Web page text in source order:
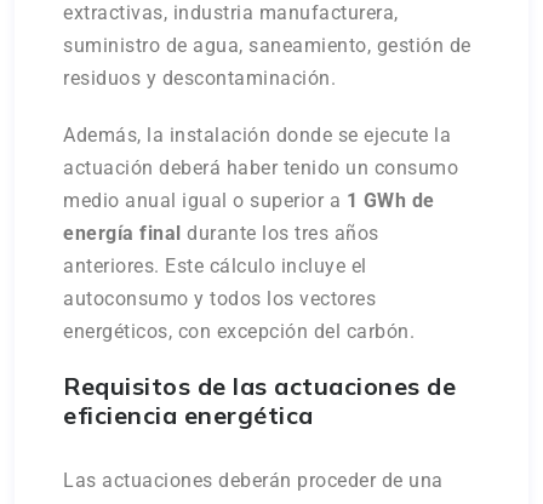
extractivas, industria manufacturera,
suministro de agua, saneamiento, gestión de
residuos y descontaminación.
Además, la instalación donde se ejecute la
actuación deberá haber tenido un consumo
medio anual igual o superior a 1 GWh de
energía final durante los tres años
anteriores. Este cálculo incluye el
autoconsumo y todos los vectores
energéticos, con excepción del carbón.
Requisitos de las actuaciones de
eficiencia energética
Las actuaciones deberán proceder de una